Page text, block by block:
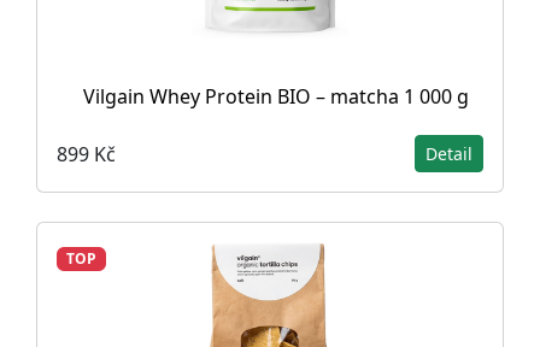
Vilgain Whey Protein BIO – matcha 1 000 g
899 Kč Detail
TOP